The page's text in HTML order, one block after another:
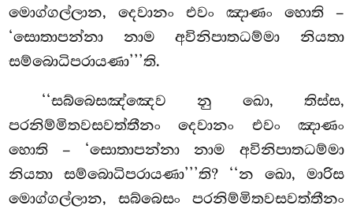
මොග්ගල්ලාන, දෙවානං එවං ඤාණං හොති –
‘සොතාපන්නා නාම අවිනිපාතධම්මා නියතා
සම්බොධිපරායණා’’’ති.
‘‘සබ්බෙසඤ්ඤෙව නු ඛො, තිස්ස,
පරනිම්මිතවසවත්තීනං දෙවානං එවං ඤාණං
හොති – ‘සොතාපන්නා නාම අවිනිපාතධම්මා
නියතා සම්බොධිපරායණා’’’ති? ‘‘න ඛො, මාරිස
මොග්ගල්ලාන, සබ්බෙසං පරනිම්මිතවසවත්තීනං